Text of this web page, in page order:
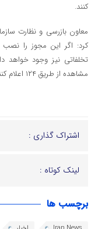
کنند.
معاون بازرسی و نظارت
کرد: اگر این مجوز را نصب
تخلفاتی نیز وجود
مشاهده از طریق ۱۲۴ اعلام کنند.
اشتراک گذاری :
لینک کوتاه :
برچسب ها